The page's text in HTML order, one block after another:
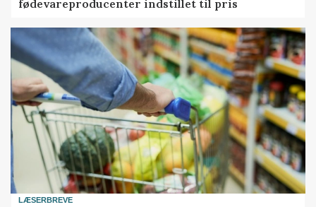
fødevareproducenter indstillet til pris
LÆSERBREVE